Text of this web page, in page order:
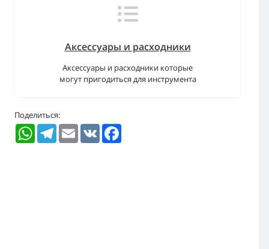
Аксессуары и расходники
Аксессуары и расходники которые
могут пригодиться для инструмента
Поделиться:
WhatsAppTelegramEmail VK